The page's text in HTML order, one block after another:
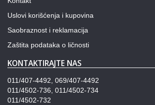
Uslovi korišćenja i kupovina
Saobraznost i reklamacija
Zaštita podataka o ličnosti
KONTAKTIRAJTE NAS
011/407-4492, 069/407-4492
011/4502-736, 011/4502-734
011/4502-732